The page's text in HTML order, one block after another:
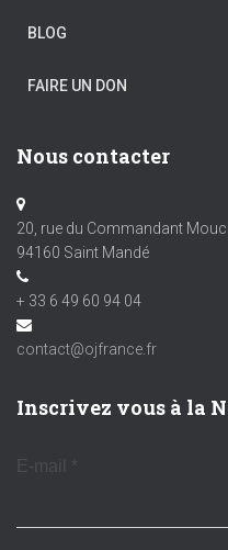
BLOG
FAIRE UN DON
Nous contacter
20, rue du Commandant
94160 Saint Mandé
+ 33 6 49 60 94 04
contact@ojfrance.fr
Inscrivez vous à la
E-mail *